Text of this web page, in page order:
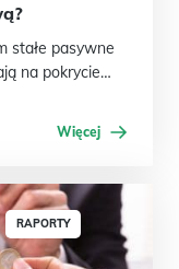
stałe pasywne
na pokrycie…
Więcej
RAPORTY